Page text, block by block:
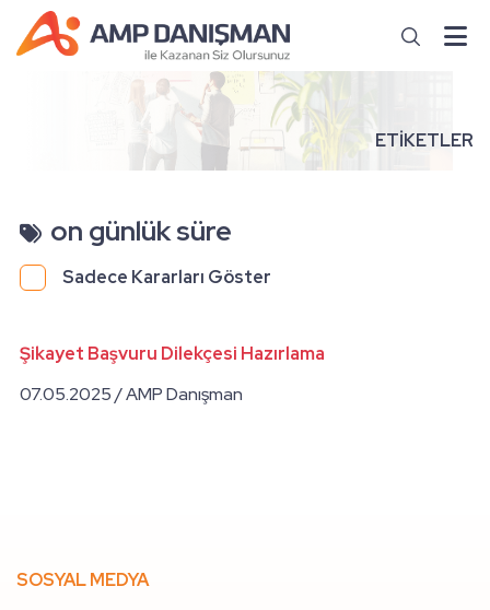
ETİKETLER
on günlük süre
Sadece Kararları Göster
Şikayet Başvuru Dilekçesi Hazırlama
07.05.2025 / AMP Danışman
SOSYAL MEDYA